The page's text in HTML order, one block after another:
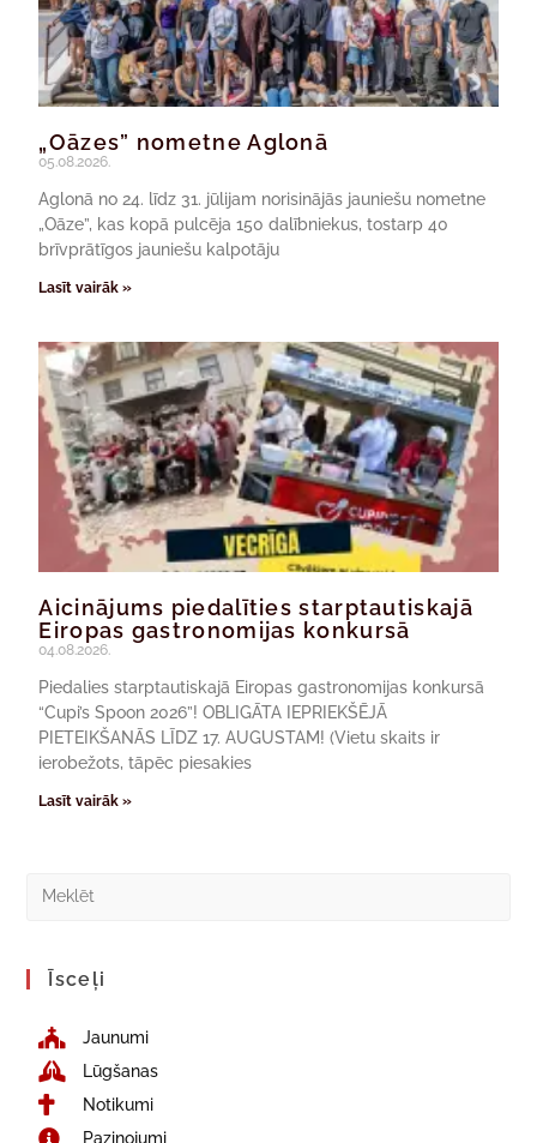
„Oāzes” nometne Aglonā
05.08.2026.
Aglonā no 24. līdz 31. jūlijam norisinājās jauniešu nometne
„Oāze”, kas kopā pulcēja 150 dalībniekus, tostarp 40
brīvprātīgos jauniešu kalpotāju
Lasīt vairāk »
Aicinājums piedalīties starptautiskajā
Eiropas gastronomijas konkursā
04.08.2026.
Piedalies starptautiskajā Eiropas gastronomijas konkursā
“Cupi’s Spoon 2026”! OBLIGĀTA IEPRIEKŠĒJĀ
PIETEIKŠANĀS LĪDZ 17. AUGUSTAM! (Vietu skaits ir
ierobežots, tāpēc piesakies
Lasīt vairāk »
Īsceļi
Jaunumi
Lūgšanas
Notikumi
Paziņojumi